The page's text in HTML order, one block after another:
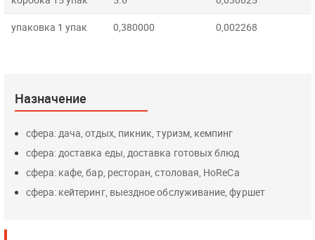
упаковка 1 упак 0,380000 0,002268
Назначение
сфера: дача, отдых, пикник, туризм, кемпинг
сфера: доставка еды, доставка готовых блюд
сфера: кафе, бар, ресторан, столовая, HoReCa
сфера: кейтеринг, выездное обслуживание, фуршет